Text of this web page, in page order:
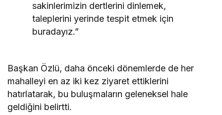
sakinlerimizin dertlerini dinlemek,
taleplerini yerinde tespit etmek için
buradayız.”
Başkan Özlü, daha önceki dönemlerde de her
mahalleyi en az iki kez ziyaret ettiklerini
hatırlatarak, bu buluşmaların geleneksel hale
geldiğini belirtti.